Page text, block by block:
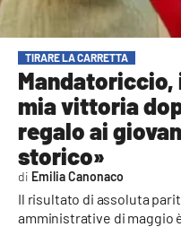
LAC NETWORK
LAC ONAIR
LaC
Network
LACPLAY.IT
LACTV.IT
LACONAIR.IT
TIRARE LA CARRETTA
Mandatoriccio,
mia vittoria
regalo ai
storico»
Il risultato di assoluta
amministrative di maggio
Emilia Canonaco